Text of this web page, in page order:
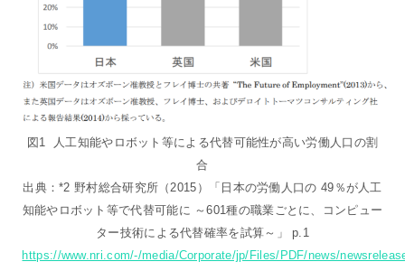
図1 人工知能やロボット等による代替可能性が高い労働人口の割
合
出典：*2 野村総合研究所（2015）「日本の労働人口の 49％が人工
知能やロボット等で代替可能に ～601種の職業ごとに、コンピュー
ター技術による代替確率を試算～」 p.1
https://www.nri.com/-/media/Corporate/jp/Files/PDF/news/